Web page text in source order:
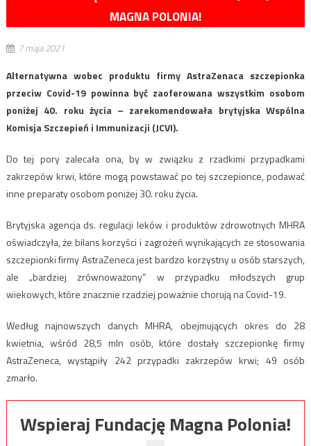
MAGNA POLONIA!
7 maja 2021
Alternatywna wobec produktu firmy AstraZenaca szczepionka
przeciw Covid-19 powinna być zaoferowana wszystkim osobom
poniżej 40. roku życia – zarekomendowała brytyjska Wspólna
Komisja Szczepień i Immunizacji (JCVI).
Do tej pory zalecała ona, by w związku z rzadkimi przypadkami
zakrzepów krwi, które mogą powstawać po tej szczepionce, podawać
inne preparaty osobom poniżej 30. roku życia.
Brytyjska agencja ds. regulacji leków i produktów zdrowotnych MHRA
oświadczyła, że bilans korzyści i zagrożeń wynikających ze stosowania
szczepionki firmy AstraZeneca jest bardzo korzystny u osób starszych,
ale „bardziej zrównoważony” w przypadku młodszych grup
wiekowych, które znacznie rzadziej poważnie chorują na Covid-19.
Według najnowszych danych MHRA, obejmujących okres do 28
kwietnia, wśród 28,5 mln osób, które dostały szczepionkę firmy
AstraZeneca, wystąpiły 242 przypadki zakrzepów krwi; 49 osób
zmarło.
Wspieraj Fundację Magna Polonia!